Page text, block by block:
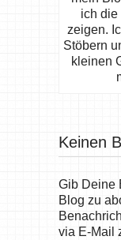
ich die
zeigen.
Stöbern
kleinen
Keinen
Gib Deine
Blog zu
via E-Mail